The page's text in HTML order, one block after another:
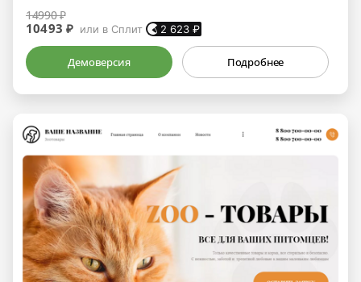
14990 ₽
10493 ₽ или в Сплит 2 623 ₽
Демоверсия Подробнее